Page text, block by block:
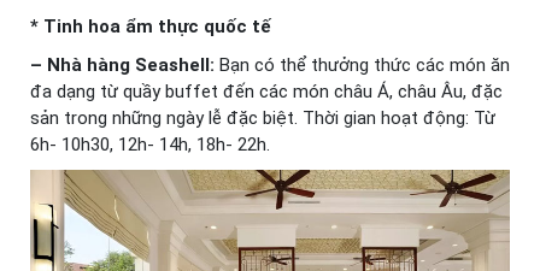
* Tinh hoa ẩm thực quốc tế
– Nhà hàng Seashell: Bạn có thể thưởng thức các món ăn
đa dạng từ quầy buffet đến các món châu Á, châu Âu, đặc
sản trong những ngày lễ đặc biệt. Thời gian hoạt động: Từ
6h- 10h30, 12h- 14h, 18h- 22h.